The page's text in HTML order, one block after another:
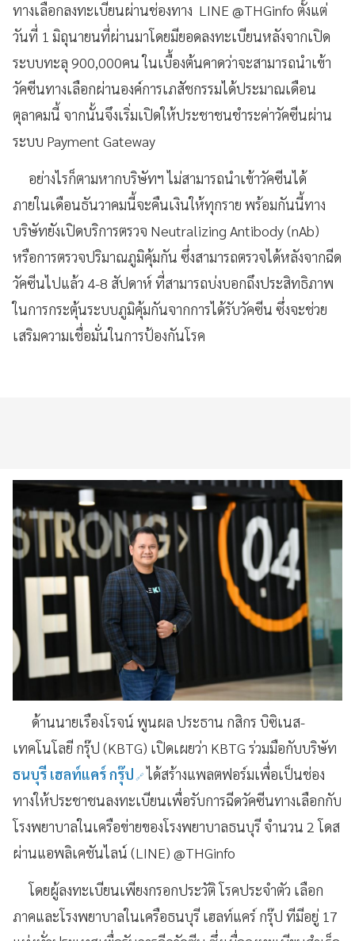
ทางเลือกลงทะเบียนผ่านช่องทาง LINE @THGinfo ตั้งแต่
วันที่ 1 มิถุนายนที่ผ่านมาโดยมียอดลงทะเบียนหลังจากเปิด
ระบบทะลุ 900,000คน ในเบื้องต้นคาดว่าจะสามารถนำเข้า
วัคซีนทางเลือกผ่านองค์การเภสัชกรรมได้ประมาณเดือน
ตุลาคมนี้ จากนั้นจึงเริ่มเปิดให้ประชาชนชำระค่าวัคซีนผ่าน
ระบบ Payment Gateway
อย่างไรก็ตามหากบริษัทฯ ไม่สามารถนำเข้าวัคซีนได้
ภายในเดือนธันวาคมนี้จะคืนเงินให้ทุกราย พร้อมกันนี้ทาง
บริษัทยังเปิดบริการตรวจ Neutralizing Antibody(nAb)
หรือการตรวจปริมาณภูมิคุ้มกัน ซึ่งสามารถตรวจได้หลังจากฉีด
วัคซีนไปแล้ว 4-8 สัปดาห์ ที่สามารถบ่งบอกถึงประสิทธิภาพ
ในการกระตุ้นระบบภูมิคุ้มกันจากการได้รับวัคซีน ซึ่งจะช่วย
เสริมความเชื่อมั่นในการป้องกันโรค
ด้านนายเรืองโรจน์ พูนผล ประธาน กสิกร บิซิเนส-
เทคโนโลยี กรุ๊ป (KBTG) เปิดเผยว่า KBTG ร่วมมือกับบริษัท
ธนบุรี เฮลท์แคร์ กรุ๊ป ได้สร้างแพลตฟอร์มเพื่อเป็นช่อง
ทางให้ประชาชนลงทะเบียนเพื่อรับการฉีดวัคซีนทางเลือกกับ
โรงพยาบาลในเครือข่ายของโรงพยาบาลธนบุรี จำนวน 2 โดส
ผ่านแอพลิเคชันไลน์ (LINE) @THGinfo
โดยผู้ลงทะเบียนเพียงกรอกประวัติโรคประจำตัว เลือก
ภาคและโรงพยาบาลในเครือธนบุรี เฮลท์แคร์ กรุ๊ป ทีมีอยู่ 17